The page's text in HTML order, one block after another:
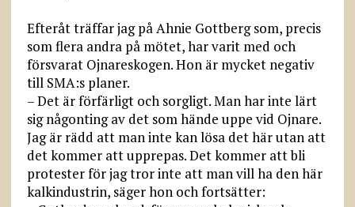
Efteråt träffar jag på Ahnie Gottberg som, precis
som flera andra på mötet, har varit med och
försvarat Ojnareskogen. Hon är mycket negativ
till SMA:s planer.
– Det är förfärligt och sorgligt. Man har inte lärt
sig någonting av det som hände uppe vid Ojnare.
Jag är rädd att man inte kan lösa det här utan att
det kommer att upprepas. Det kommer att bli
protester för jag tror inte att man vill ha den här
kalkindustrin, säger hon och fortsätter: